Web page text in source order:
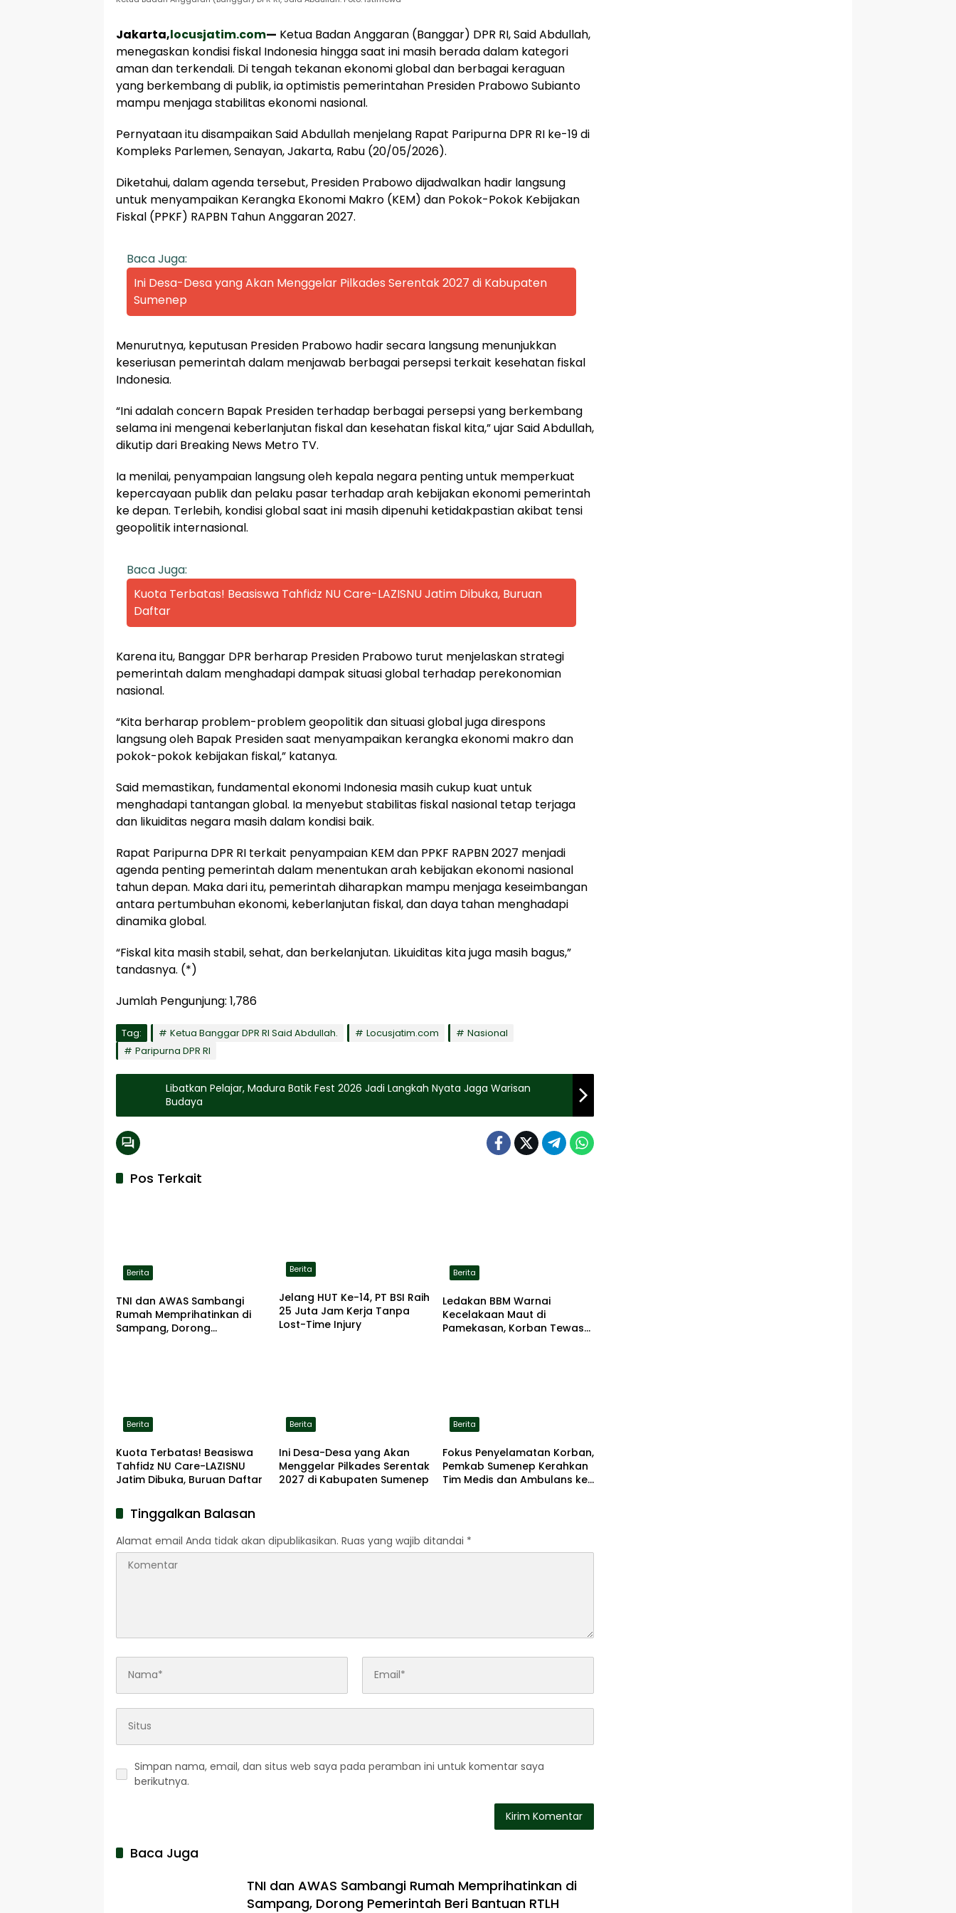
Jakarta,locusjatim.com— Ketua Badan Anggaran (Banggar) DPR RI, Said Abdullah,
menegaskan kondisi fiskal Indonesia hingga saat ini masih berada dalam kategori
aman dan terkendali. Di tengah tekanan ekonomi global dan berbagai keraguan
yang berkembang di publik, ia optimistis pemerintahan Presiden Prabowo Subianto
mampu menjaga stabilitas ekonomi nasional.
Pernyataan itu disampaikan Said Abdullah menjelang Rapat Paripurna DPR RI ke-19 di
Kompleks Parlemen, Senayan, Jakarta, Rabu (20/05/2026).
Diketahui, dalam agenda tersebut, Presiden Prabowo dijadwalkan hadir langsung
untuk menyampaikan Kerangka Ekonomi Makro (KEM) dan Pokok-Pokok Kebijakan
Fiskal (PPKF) RAPBN Tahun Anggaran 2027.
Baca Juga:
Ini Desa-Desa yang Akan Menggelar Pilkades Serentak 2027 di Kabupaten
Sumenep
Menurutnya, keputusan Presiden Prabowo hadir secara langsung menunjukkan
keseriusan pemerintah dalam menjawab berbagai persepsi terkait kesehatan fiskal
Indonesia.
“Ini adalah concern Bapak Presiden terhadap berbagai persepsi yang berkembang
selama ini mengenai keberlanjutan fiskal dan kesehatan fiskal kita,” ujar Said Abdullah,
dikutip dari Breaking News Metro TV.
Ia menilai, penyampaian langsung oleh kepala negara penting untuk memperkuat
kepercayaan publik dan pelaku pasar terhadap arah kebijakan ekonomi pemerintah
ke depan. Terlebih, kondisi global saat ini masih dipenuhi ketidakpastian akibat tensi
geopolitik internasional.
Baca Juga:
Kuota Terbatas! Beasiswa Tahfidz NU Care-LAZISNU Jatim Dibuka, Buruan
Daftar
Karena itu, Banggar DPR berharap Presiden Prabowo turut menjelaskan strategi
pemerintah dalam menghadapi dampak situasi global terhadap perekonomian
nasional.
“Kita berharap problem-problem geopolitik dan situasi global juga direspons
langsung oleh Bapak Presiden saat menyampaikan kerangka ekonomi makro dan
pokok-pokok kebijakan fiskal,” katanya.
Said memastikan, fundamental ekonomi Indonesia masih cukup kuat untuk
menghadapi tantangan global. Ia menyebut stabilitas fiskal nasional tetap terjaga
dan likuiditas negara masih dalam kondisi baik.
Rapat Paripurna DPR RI terkait penyampaian KEM dan PPKF RAPBN 2027 menjadi
agenda penting pemerintah dalam menentukan arah kebijakan ekonomi nasional
tahun depan. Maka dari itu, pemerintah diharapkan mampu menjaga keseimbangan
antara pertumbuhan ekonomi, keberlanjutan fiskal, dan daya tahan menghadapi
dinamika global.
“Fiskal kita masih stabil, sehat, dan berkelanjutan. Likuiditas kita juga masih bagus,”
tandasnya. (*)
Jumlah Pengunjung: 1,786
Tag: Ketua Banggar DPR RI Said Abdullah. Locusjatim.com
Nasional
Paripurna DPR RI
Libatkan Pelajar, Madura Batik Fest 2026 Jadi Langkah Nyata Jaga Warisan
Budaya
Pos Terkait
Berita
TNI dan AWAS Sambangi
Rumah Memprihatinkan di
Sampang, Dorong
Berita
Jelang HUT Ke-14, PT BSI Raih
25 Juta Jam Kerja Tanpa
Lost-Time Injury
Berita
Ledakan BBM Warnai
Kecelakaan Maut di
Pamekasan, Korban Tewas
Berita
Kuota Terbatas! Beasiswa
Tahfidz NU Care-LAZISNU
Jatim Dibuka, Buruan Daftar
Berita
Ini Desa-Desa yang Akan
Menggelar Pilkades Serentak
2027 di Kabupaten Sumenep
Berita
Fokus Penyelamatan Korban,
Pemkab Sumenep Kerahkan
Tim Medis dan Ambulans ke
Tinggalkan Balasan
Alamat email Anda tidak akan dipublikasikan. Ruas yang wajib ditandai *
Simpan nama, email, dan situs web saya pada peramban ini untuk komentar saya
berikutnya.
Baca Juga
TNI dan AWAS Sambangi Rumah Memprihatinkan di
Sampang, Dorong Pemerintah Beri Bantuan RTLH